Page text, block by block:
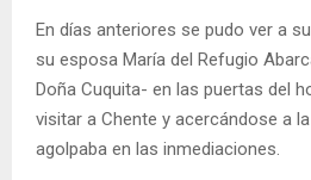
En días anteriores se pudo ver a
su esposa María del Refugio
Doña Cuquita- en las puertas del
visitar a Chente y acercándose a
agolpaba en las inmediaciones.